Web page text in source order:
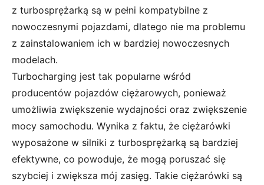
z turbosprężarką są w pełni kompatybilne z
nowoczesnymi pojazdami, dlatego nie ma problemu
z zainstalowaniem ich w bardziej nowoczesnych
modelach.
Turbocharging jest tak popularne wśród
producentów pojazdów ciężarowych, ponieważ
umożliwia zwiększenie wydajności oraz zwiększenie
mocy samochodu. Wynika z faktu, że ciężarówki
wyposażone w silniki z turbosprężarką są bardziej
efektywne, co powoduje, że mogą poruszać się
szybciej i zwiększa mój zasięg. Takie ciężarówki są